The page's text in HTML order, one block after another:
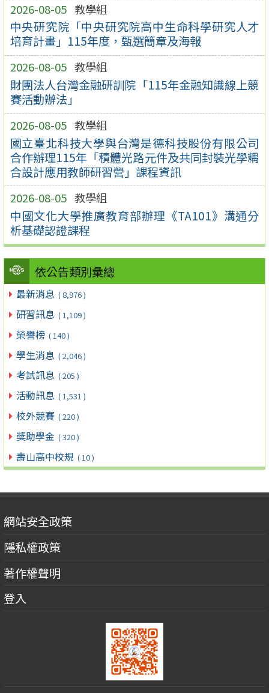
2026-08-05 教學組
中央研究院「中央研究院高中生命科學研究人才
培育計畫」115年度，甄選簡章及海報
2026-08-05 教學組
財團法人台灣金融研訓院「115年金融知識線上競
賽活動辦法」
2026-08-05 教學組
國立臺北科技大學與台灣是德科技股份有限公司
合作辦理115年「積體光路元件及共同封裝光學耦
合設計應用教師研習營」課程資訊
2026-08-05 教學組
中國文化大學推廣教育部辦理《TA101》溝通分
析基礎認證課程
依公告類別彙總
最新消息 ( 8,976 )
研習訊息 ( 1,109 )
榮譽榜 ( 140 )
學生消息 ( 2,046 )
考試訊息 ( 205 )
活動訊息 ( 1,531 )
校外競賽 ( 220 )
獎助學金 ( 320 )
壽山高中校規 ( 10 )
網站安全政策
隱私權政策
著作權聲明
登入